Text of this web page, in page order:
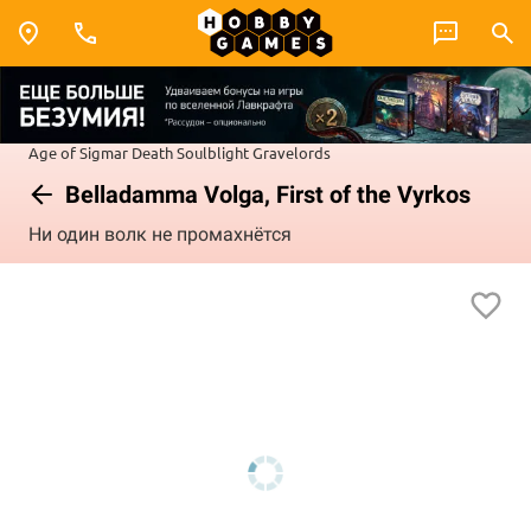
Age of Sigmar DeathSoulblight Gravelords
Belladamma Volga, First of the Vyrkos
Ни один волк не промахнётся